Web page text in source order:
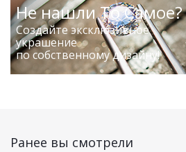
Не нашли То Самое?
Создайте эксклюзивное
украшение
по собственному дизайну!
Ранее вы смотрели